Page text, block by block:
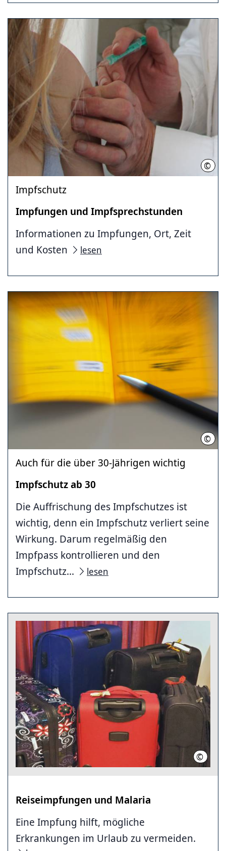
©
Impfschutz
Impfungen und Impfsprechstunden
Informationen zu Impfungen, Ort, Zeit
und Kosten
lesen
©
Auch für die über 30-Jährigen wichtig
Impfschutz ab 30
Die Auffrischung des Impfschutzes ist
wichtig, denn ein Impfschutz verliert seine
Wirkung. Darum regelmäßig den
Impfpass kontrollieren und den
Impfschutz...
lesen
©
Reiseimpfungen und Malaria
Eine Impfung hilft, mögliche
Erkrankungen im Urlaub zu vermeiden.